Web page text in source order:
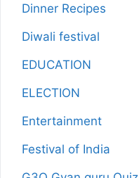
Dinner Recipes
Diwali festival
EDUCATION
ELECTION
Entertainment
Festival of India